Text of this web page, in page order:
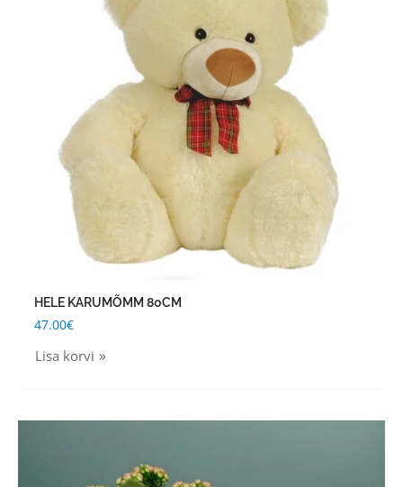
HELE KARUMÕMM 80CM
47.00€
Lisa korvi